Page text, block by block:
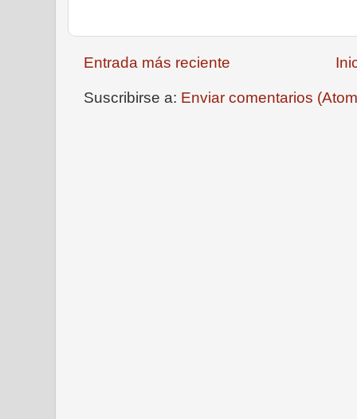
Entrada más reciente
Suscribirse a: Enviar comentarios